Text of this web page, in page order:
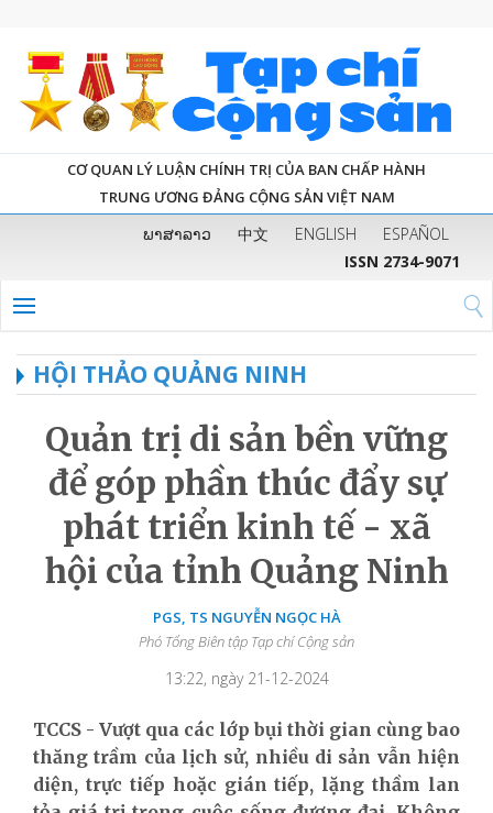
CƠ QUAN LÝ LUẬN CHÍNH TRỊ CỦA BAN CHẤP HÀNH
TRUNG ƯƠNG ĐẢNG CỘNG SẢN VIỆT NAM
ພາສາລາວ 中文 ENGLISH
ESPAÑOL
ISSN 2734-9071
HỘI THẢO QUẢNG NINH
Quản trị di sản bền vững
để góp phần thúc đẩy sự
phát triển kinh tế - xã
hội của tỉnh Quảng Ninh
PGS, TS NGUYỄN NGỌC HÀ
Phó Tổng Biên tập Tạp chí Cộng sản
13:22, ngày 21-12-2024
TCCS - Vượt qua các lớp bụi thời gian cùng bao
thăng trầm của lịch sử, nhiều di sản vẫn hiện
diện, trực tiếp hoặc gián tiếp, lặng thầm lan